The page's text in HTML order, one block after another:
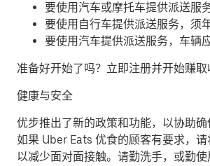
要使用汽车或摩托车提供派送服
要使用自行车提供派送服务，须
要使用汽车提供派送服务，车辆
准备好开始了吗？立即注册并开始赚取
健康与安全
优步推出了新的政策和功能，以协助确
如果 Uber Eats 优食的顾客有要求，请
以减少面对面接触。请勤洗手，或勤